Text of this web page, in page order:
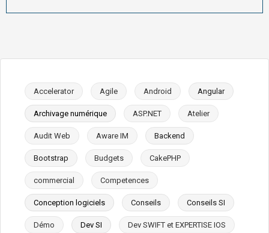
Accelerator Agile Android Angular
Archivage numérique ASP.NET Atelier
Audit Web Aware IM Backend
Bootstrap Budgets CakePHP
commercial Competences
Conception logiciels Conseils Conseils SI
Démo Dev SI Dev SWIFT et EXPERTISE IOS